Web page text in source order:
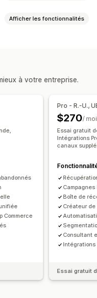
du comportement
Afficher les fonctionnalités
rapides
Heures d’ouverture
Balisage
à votre entreprise.
Commerce
Pro - R.-U.,
$270/
Essai gratuit
Intégrations
canaux
Boîte de
Créateur de
Consultant
Intégrations
Essai gratuit